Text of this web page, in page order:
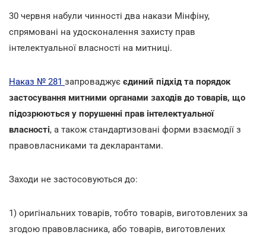
30 червня набули чинності два накази Мінфіну,
спрямовані на удосконалення захисту прав
інтелектуальної власності на митниці.
Наказ № 281 запроваджує єдиний підхід та порядок
застосування митними органами заходів до товарів, що
підозрюються у порушенні прав інтелектуальної
власності, а також стандартизовані форми взаємодії з
правовласниками та декларантами.
Заходи не застосовуються до:
1) оригінальних товарів, тобто товарів, виготовлених за
згодою правовласника, або товарів, виготовлених